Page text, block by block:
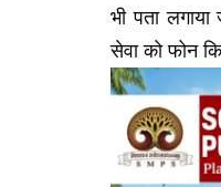
भी पता लगाया
सेवा को फोन